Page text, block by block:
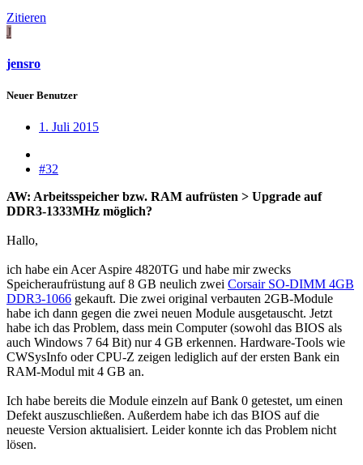
Zitieren
J
jensro
Neuer Benutzer
1. Juli 2015
#32
AW: Arbeitsspeicher bzw. RAM aufrüsten > Upgrade auf
DDR3-1333MHz möglich?
Hallo,
ich habe ein Acer Aspire 4820TG und habe mir zwecks
Speicheraufrüstung auf 8 GB neulich zwei Corsair SO-DIMM 4GB
DDR3-1066 gekauft. Die zwei original verbauten 2GB-Module
habe ich dann gegen die zwei neuen Module ausgetauscht. Jetzt
habe ich das Problem, dass mein Computer (sowohl das BIOS als
auch Windows 7 64 Bit) nur 4 GB erkennen. Hardware-Tools wie
CWSysInfo oder CPU-Z zeigen lediglich auf der ersten Bank ein
RAM-Modul mit 4 GB an.
Ich habe bereits die Module einzeln auf Bank 0 getestet, um einen
Defekt auszuschließen. Außerdem habe ich das BIOS auf die
neueste Version aktualisiert. Leider konnte ich das Problem nicht
lösen.